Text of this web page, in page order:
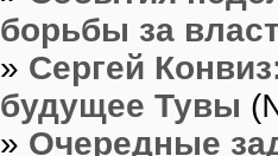
борьбы за
» Сергей
будущее Тувы
» Очередные